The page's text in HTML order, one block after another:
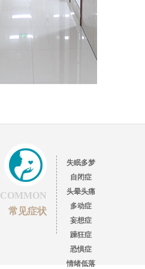
失眠多梦
自闭症
头晕头痛
多动症
妄想症
躁狂症
恐惧症
情绪低落
COMMON
常见症状